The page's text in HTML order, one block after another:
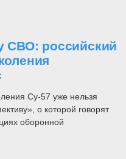
СВО: российский
Су-57 уже нельзя
о которой говорят
оборонной